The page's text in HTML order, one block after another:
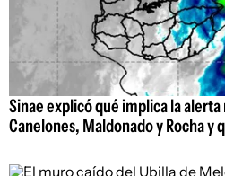
Sinae explicó qué implica la
Canelones, Maldonado y Rocha y